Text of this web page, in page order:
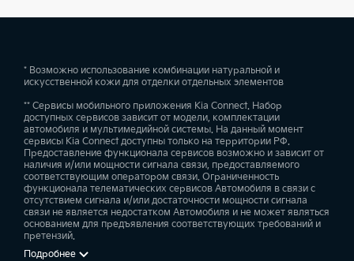
* Возможно использование комбинации натуральной и
искусственной кожи для отделки отдельных элементов
** Сервисы мобильного приложения Kia Connect. Набор
доступных сервисов зависит от модели, комплектации
автомобиля и мультимедийной системы. На данный момент
сервисы Kia Connect доступны только на территории РФ.
Предоставление функционала сервисов возможно и зависит от
наличия и/или мощности сигнала связи, предоставляемого
соответствующим оператором связи. Ограниченность
функционала телематических сервисов Автомобиля в связи с
отсутствием сигнала и/или достаточности мощности сигнала
связи не является недостатком Автомобиля и не может являться
основанием для предъявления соответствующих требований и
претензий.
Подробнее